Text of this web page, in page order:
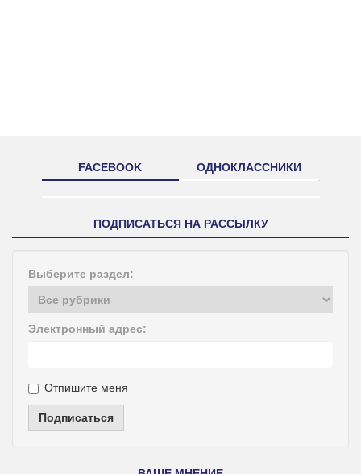
FACEBOOK ОДНОКЛАССНИКИ
ПОДПИСАТЬСЯ НА РАССЫЛКУ
Выберите раздел:
Электронный адрес:
Отпишите меня
Подписаться